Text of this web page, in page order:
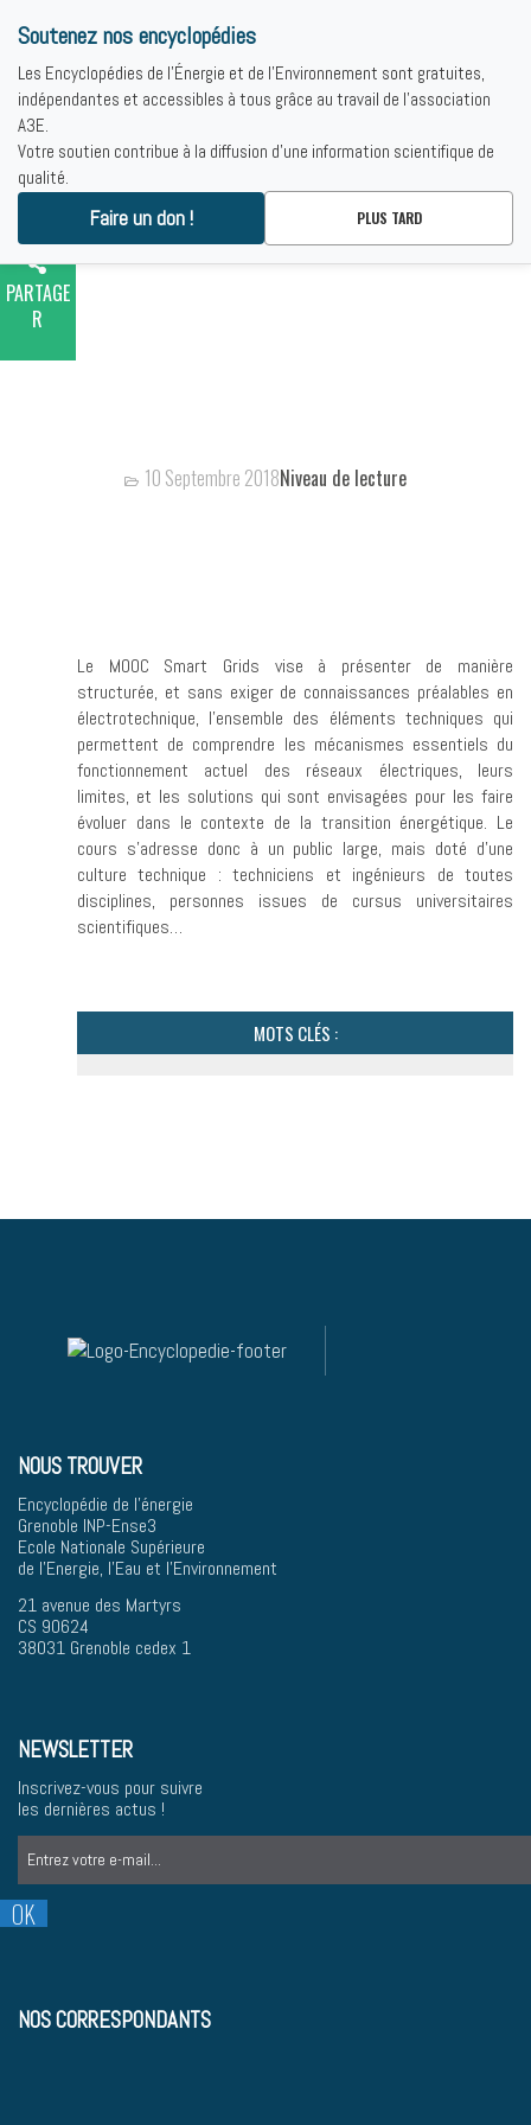
10 Septembre 2018Niveau de lecture
Le MOOC Smart Grids vise à présenter de manière
structurée, et sans exiger de connaissances préalables en
électrotechnique, l’ensemble des éléments techniques qui
permettent de comprendre les mécanismes essentiels du
fonctionnement actuel des réseaux électriques, leurs
limites, et les solutions qui sont envisagées pour les faire
évoluer dans le contexte de la transition énergétique. Le
cours s’adresse donc à un public large, mais doté d’une
culture technique : techniciens et ingénieurs de toutes
disciplines, personnes issues de cursus universitaires
scientifiques…
MOTS CLÉS :
IMPRIME
PARTAGE
R
NOUS TROUVER
Encyclopédie de l'énergie
Grenoble INP-Ense3
Ecole Nationale Supérieure
de l'Energie, l'Eau et l'Environnement
21 avenue des Martyrs
CS 90624
38031 Grenoble cedex 1
NEWSLETTER
Inscrivez-vous pour suivre
les dernières actus !
NOS CORRESPONDANTS
Soutenez nos encyclopédies
Les Encyclopédies de l'Énergie et de l'Environnement sont gratuites,
indépendantes et accessibles à tous grâce au travail de l'association
A3E.
Votre soutien contribue à la diffusion d'une information scientifique de
qualité.
Faire un don ! PLUS TARD